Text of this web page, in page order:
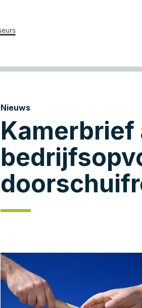
Nieuws
Kamerbrief